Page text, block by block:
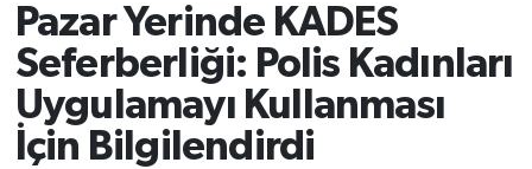
Pazar Yerinde KADES
Seferberliği: Polis Kadınları
Uygulamayı Kullanması
İçin Bilgilendirdi